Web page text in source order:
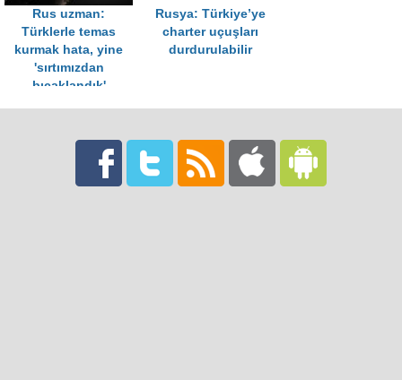
Rus uzman:
Türklerle temas
kurmak hata, yine
'sırtımızdan
bıçaklandık'
Rusya: Türkiye’ye
charter uçuşları
durdurulabilir